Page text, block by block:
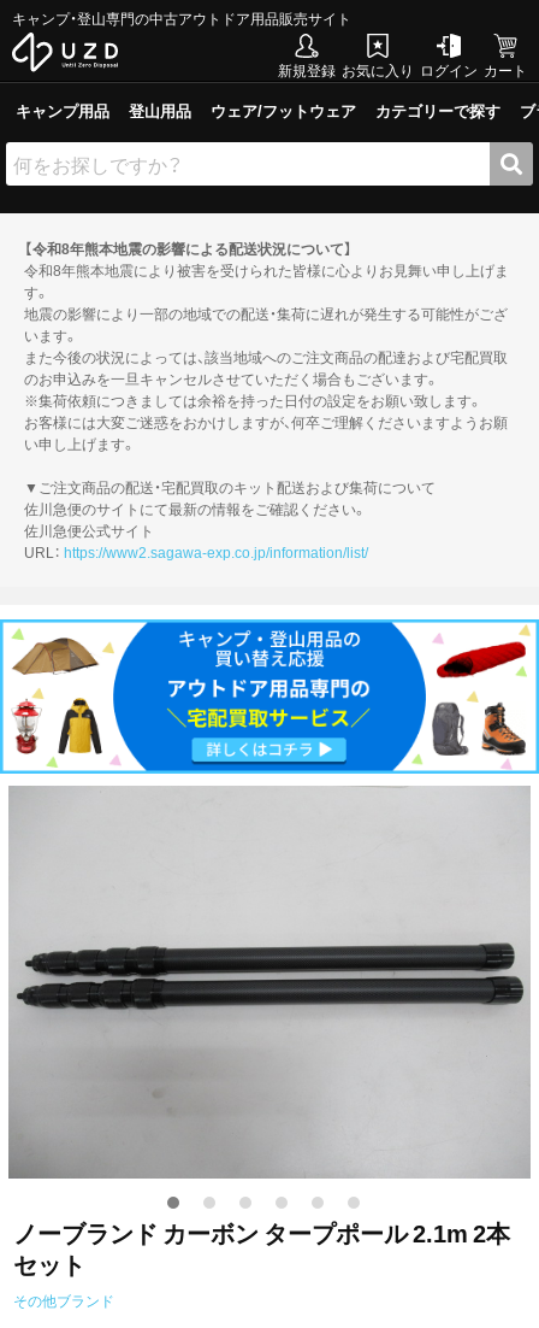
キャンプ・登山専門の中古アウトドア用品販売サイト
新規登録 お気に入り ログイン カート
キャンプ用品 登山用品 ウェア/フットウェア カテゴリーで探す
【令和8年熊本地震の影響による配送状況について】
令和8年熊本地震により被害を受けられた皆様に心よりお見舞い申し上げま
す。
地震の影響により一部の地域での配送・集荷に遅れが発生する可能性がござ
います。
また今後の状況によっては、該当地域へのご注文商品の配達および宅配買取
のお申込みを一旦キャンセルさせていただく場合もございます。
※集荷依頼につきましては余裕を持った日付の設定をお願い致します。
お客様には大変ご迷惑をおかけしますが、何卒ご理解くださいますようお願
い申し上げます。
▼ご注文商品の配送・宅配買取のキット配送および集荷について
佐川急便のサイトにて最新の情報をご確認ください。
佐川急便公式サイト
URL： https://www2.sagawa-exp.co.jp/information/list/
ノーブランド カーボン タープポール 2.1m 2本
セット
その他ブランド